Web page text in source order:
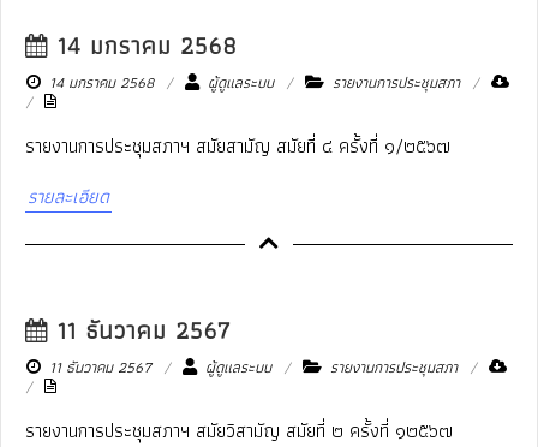
14 มกราคม 2568
14 มกราคม 2568 ผู้ดูแลระบบ รายงานการประชุมสภา
รายงานการประชุมสภาฯ สมัยสามัญ สมัยที่ ๔ ครั้งที่ ๑/๒๕๖๗
รายละเอียด
11 ธันวาคม 2567
11 ธันวาคม 2567 ผู้ดูแลระบบ รายงานการประชุมสภา
รายงานการประชุมสภาฯ สมัยวิสามัญ สมัยที่ ๒ ครั้งที่ ๑๒๕๖๗